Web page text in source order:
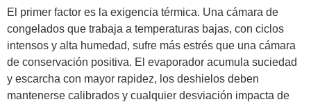
El primer factor es la exigencia térmica. Una cámara de
congelados que trabaja a temperaturas bajas, con ciclos
intensos y alta humedad, sufre más estrés que una cámara
de conservación positiva. El evaporador acumula suciedad
y escarcha con mayor rapidez, los deshielos deben
mantenerse calibrados y cualquier desviación impacta de